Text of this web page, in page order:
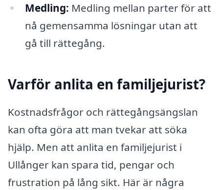
Medling: Medling mellan parter för att
nå gemensamma lösningar utan att
gå till rättegång.
Varför anlita en familjejurist?
Kostnadsfrågor och rättegångsängslan
kan ofta göra att man tvekar att söka
hjälp. Men att anlita en familjejurist i
Ullånger kan spara tid, pengar och
frustration på lång sikt. Här är några